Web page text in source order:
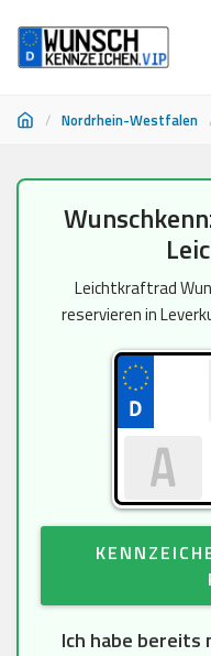
/ Nordrhein-Westfalen
Leichtkraftrad
reservieren in
Ich habe bereits